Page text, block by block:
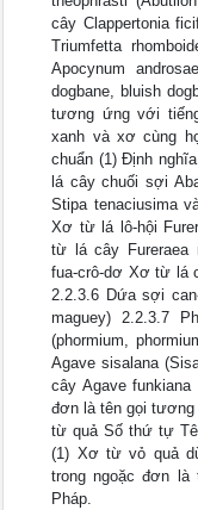
cây Clappertonia
Triumfetta
Apocynum
dogbane, bluish
tương ứng với
xanh và xơ cùng
chuẩn (1) Định
lá cây chuối sợi
Stipa tenaciusima
Xơ từ lá lô-hội
từ lá cây Fureraea
fua-crô-dơ Xơ từ lá
2.2.3.6 Dứa sợi
maguey) 2.2.3.7
(phormium,
Agave sisalana
cây Agave funkiana
đơn là tên gọi
từ quả Số thứ tự
(1) Xơ từ vỏ quả
trong ngoặc đơn
Pháp.